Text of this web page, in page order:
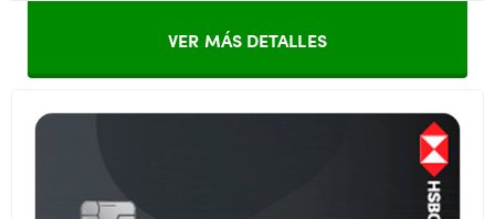
VER MÁS DETALLES